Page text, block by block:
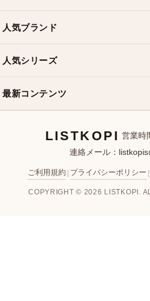
配送について
返品・交換
お問い合わせ
ショルダーバッグ
クロスボディバッグ
ミニバッグ
バケットバッグ
人気ブランド
シャネルバッグ
ディオールバッグ
人気シリーズ
最新コンテンツ
新着アイテム
ブランドカテゴリ
お客様レビュー
LISTKOPI 営業時
連絡メール：
ご利用規約 | プライバシーポリシー |
COPYRIGHT © 2026 LISTKOPI.